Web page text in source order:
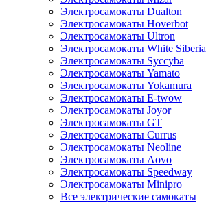
Электросамокаты Dualton
Электросамокаты Hoverbot
Электросамокаты Ultron
Электросамокаты White Siberia
Электросамокаты Syccyba
Электросамокаты Yamato
Электросамокаты Yokamura
Электросамокаты E-twow
Электросамокаты Joyor
Электросамокаты GT
Электросамокаты Currus
Электросамокаты Neoline
Электросамокаты Aovo
Электросамокаты Speedway
Электросамокаты Minipro
Все электрические самокаты